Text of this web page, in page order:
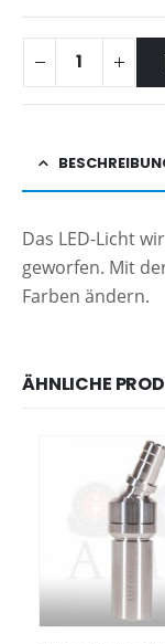
Das LED-Licht
geworfen. Mit
Farben ändern.
ÄHNLICHE